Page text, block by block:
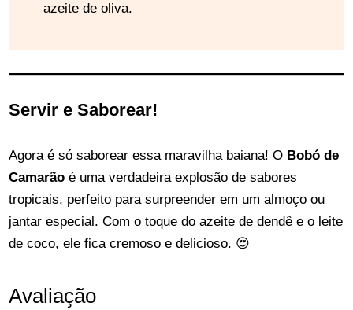
azeite de oliva.
Servir e Saborear!
Agora é só saborear essa maravilha baiana! O Bobó de
Camarão é uma verdadeira explosão de sabores
tropicais, perfeito para surpreender em um almoço ou
jantar especial. Com o toque do azeite de dendê e o leite
de coco, ele fica cremoso e delicioso. 😍
Avaliação